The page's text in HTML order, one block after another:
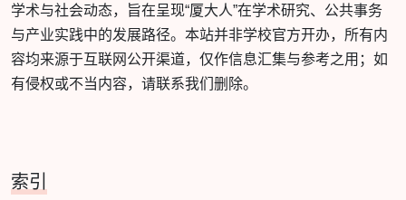
学术与社会动态，旨在呈现“厦大人”在学术研究、公共事务
与产业实践中的发展路径。本站并非学校官方开办，所有内
容均来源于互联网公开渠道，仅作信息汇集与参考之用；如
有侵权或不当内容，请联系我们删除。
索引